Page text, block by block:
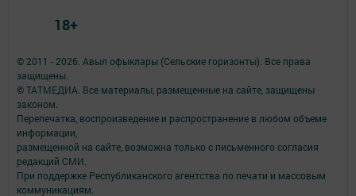
© 2011 - 2026. Авыл офыклары (Сельские горизонты). Все права
защищены.
© ТАТМЕДИА. Все материалы, размещенные на сайте, защищены
законом.
Перепечатка, воспроизведение и распространение в любом объеме
информации,
размещенной на сайте, возможна только с письменного согласия
редакций СМИ.
При поддержке Республиканского агентства по печати и массовым
коммуникациям.
18+